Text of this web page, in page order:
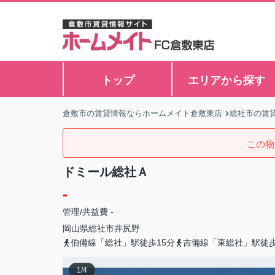
トップ エリアから探す
倉敷市の賃貸情報ならホームメイト倉敷東店 総社市の賃
この
ドミール総社Ａ
-
管理/共益費 -
岡山県総社市井尻野
伯備線「総社」駅徒歩15分
吉備線「東総社」駅徒
1/4